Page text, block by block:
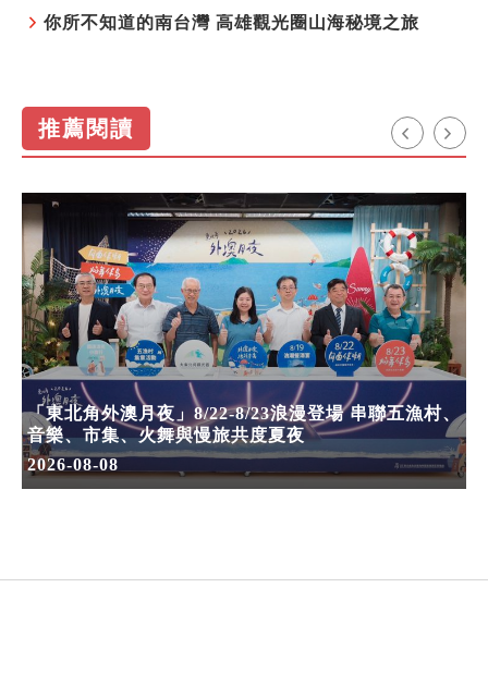
你所不知道的南台灣 高雄觀光圈山海秘境之旅
推薦閱讀
「東北角外澳月夜」8/22-8/23浪漫登場 串聯五漁村、
音樂、市集、火舞與慢旅共度夏夜
2026-08-08